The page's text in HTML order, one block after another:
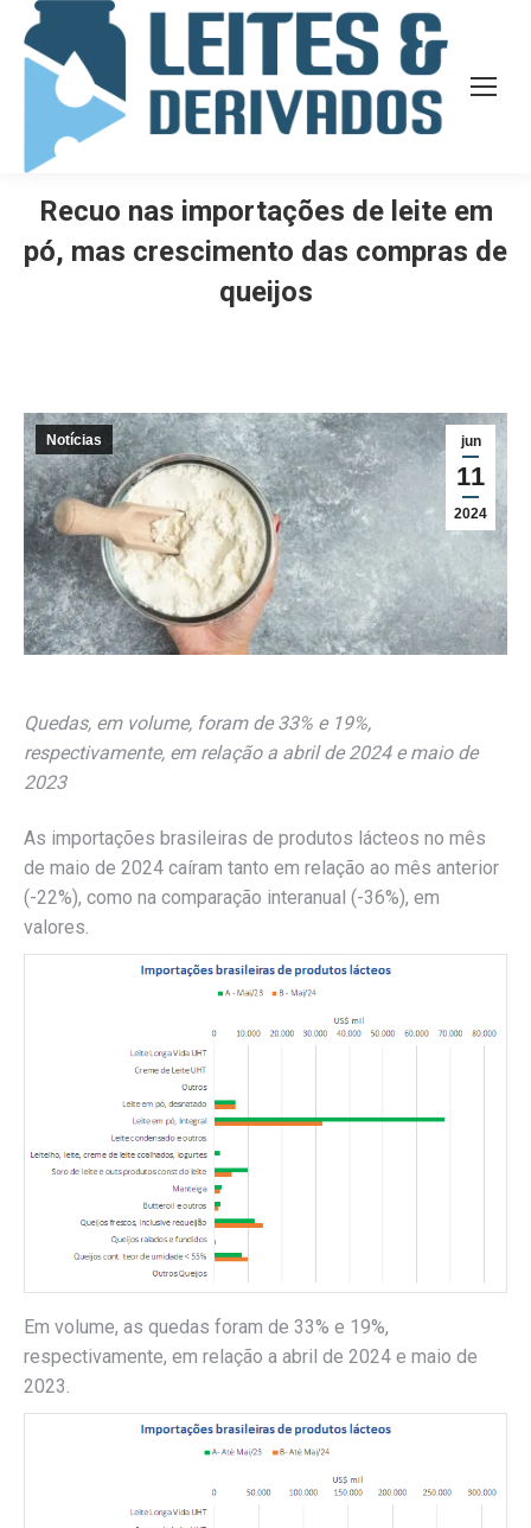
Recuo nas importações de leite em
pó, mas crescimento das compras de
queijos
jun
11
2024
Notícias
Quedas, em volume, foram de 33% e 19%,
respectivamente, em relação a abril de 2024 e maio de
2023
As importações brasileiras de produtos lácteos no mês
de maio de 2024 caíram tanto em relação ao mês anterior
(-22%), como na comparação interanual (-36%), em
valores.
Em volume, as quedas foram de 33% e 19%,
respectivamente, em relação a abril de 2024 e maio de
2023.